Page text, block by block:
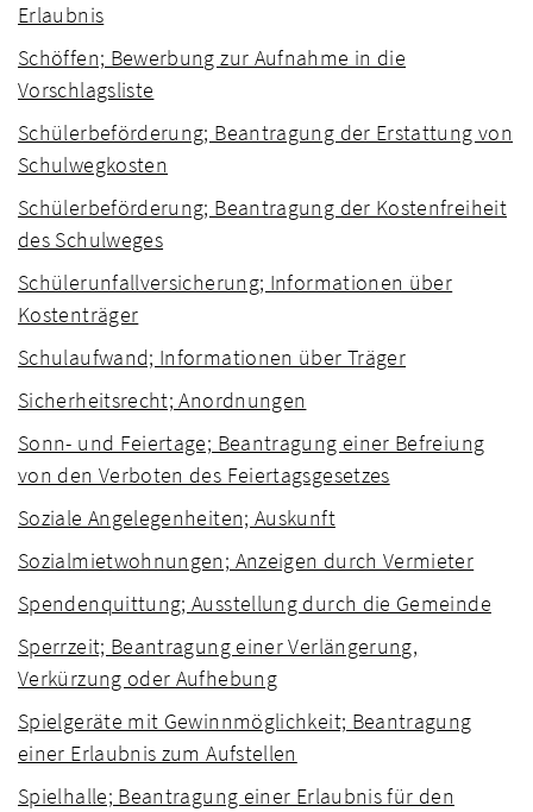
Erlaubnis
Schöffen; Bewerbung zur Aufnahme in die
Vorschlagsliste
Schülerbeförderung; Beantragung der Erstattung von
Schulwegkosten
Schülerbeförderung; Beantragung der Kostenfreiheit
des Schulweges
Schülerunfallversicherung; Informationen über
Kostenträger
Schulaufwand; Informationen über Träger
Sicherheitsrecht; Anordnungen
Sonn- und Feiertage; Beantragung einer Befreiung
von den Verboten des Feiertagsgesetzes
Soziale Angelegenheiten; Auskunft
Sozialmietwohnungen; Anzeigen durch Vermieter
Spendenquittung; Ausstellung durch die Gemeinde
Sperrzeit; Beantragung einer Verlängerung,
Verkürzung oder Aufhebung
Spielgeräte mit Gewinnmöglichkeit; Beantragung
einer Erlaubnis zum Aufstellen
Spielhalle; Beantragung einer Erlaubnis für den